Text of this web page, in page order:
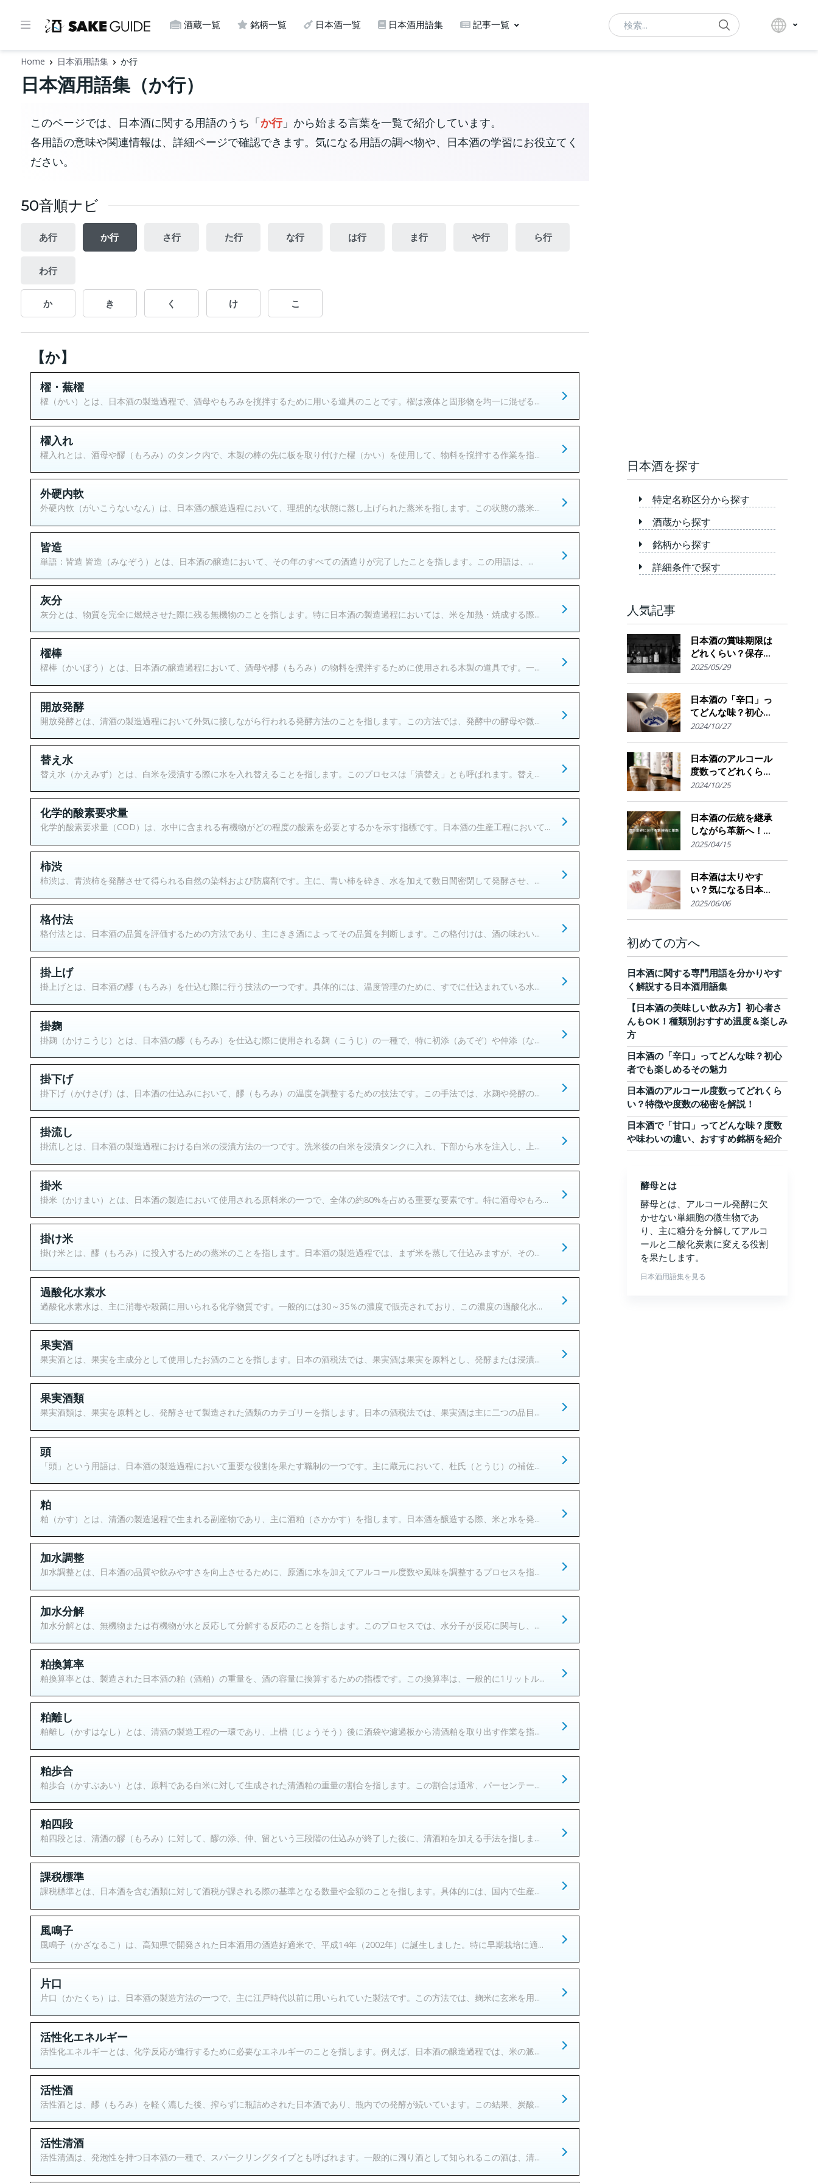
酒蔵一覧 銘柄一覧 日本酒一覧 日本酒用語集 記事一覧 Search
Home 日本酒用語集 か行
日本酒用語集（か行）
このページでは、日本酒に関する用語のうち「か行」から始まる言葉を一覧で紹介しています。
各用語の意味や関連情報は、詳細ページで確認できます。気になる用語の調べ物や、日本酒の学習にお役立てく
ださい。
50音順ナビ
あ行 か行 さ行 た行 な行 は行 ま行 や行 ら行
わ行
か き く け こ
【か】
櫂・蕪櫂
櫂（かい）とは、日本酒の製造過程で、酒母やもろみを撹拌するために用いる道具のことです。櫂は液体と固形物を均一に混ぜる...
櫂入れ
櫂入れとは、酒母や醪（もろみ）のタンク内で、木製の棒の先に板を取り付けた櫂（かい）を使用して、物料を撹拌する作業を指...
外硬内軟
外硬内軟（がいこうないなん）は、日本酒の醸造過程において、理想的な状態に蒸し上げられた蒸米を指します。この状態の蒸米...
皆造
単語：皆造 皆造（みなぞう）とは、日本酒の醸造において、その年のすべての酒造りが完了したことを指します。この用語は、...
灰分
灰分とは、物質を完全に燃焼させた際に残る無機物のことを指します。特に日本酒の製造過程においては、米を加熱・焼成する際...
櫂棒
櫂棒（かいぼう）とは、日本酒の醸造過程において、酒母や醪（もろみ）の物料を攪拌するために使用される木製の道具です。一...
開放発酵
開放発酵とは、清酒の製造過程において外気に接しながら行われる発酵方法のことを指します。この方法では、発酵中の酵母や微...
替え水
替え水（かえみず）とは、白米を浸漬する際に水を入れ替えることを指します。このプロセスは「漬替え」とも呼ばれます。替え...
化学的酸素要求量
化学的酸素要求量（COD）は、水中に含まれる有機物がどの程度の酸素を必要とするかを示す指標です。日本酒の生産工程において...
柿渋
柿渋は、青渋柿を発酵させて得られる自然の染料および防腐剤です。主に、青い柿を砕き、水を加えて数日間密閉して発酵させ、...
格付法
格付法とは、日本酒の品質を評価するための方法であり、主にきき酒によってその品質を判断します。この格付けは、酒の味わい...
掛上げ
掛上げとは、日本酒の醪（もろみ）を仕込む際に行う技法の一つです。具体的には、温度管理のために、すでに仕込まれている水...
掛麹
掛麹（かけこうじ）とは、日本酒の醪（もろみ）を仕込む際に使用される麹（こうじ）の一種で、特に初添（あてぞ）や仲添（な...
掛下げ
掛下げ（かけさげ）は、日本酒の仕込みにおいて、醪（もろみ）の温度を調整するための技法です。この手法では、水麹や発酵の...
掛流し
掛流しとは、日本酒の製造過程における白米の浸漬方法の一つです。洗米後の白米を浸漬タンクに入れ、下部から水を注入し、上...
掛米
掛米（かけまい）とは、日本酒の製造において使用される原料米の一つで、全体の約80%を占める重要な要素です。特に酒母やもろ...
掛け米
掛け米とは、醪（もろみ）に投入するための蒸米のことを指します。日本酒の製造過程では、まず米を蒸して仕込みますが、その...
過酸化水素水
過酸化水素水は、主に消毒や殺菌に用いられる化学物質です。一般的には30～35％の濃度で販売されており、この濃度の過酸化水...
果実酒
果実酒とは、果実を主成分として使用したお酒のことを指します。日本の酒税法では、果実酒は果実を原料とし、発酵または浸漬...
果実酒類
果実酒類は、果実を原料とし、発酵させて製造された酒類のカテゴリーを指します。日本の酒税法では、果実酒は主に二つの品目...
頭
「頭」という用語は、日本酒の製造過程において重要な役割を果たす職制の一つです。主に蔵元において、杜氏（とうじ）の補佐...
粕
粕（かす）とは、清酒の製造過程で生まれる副産物であり、主に酒粕（さかかす）を指します。日本酒を醸造する際、米と水を発...
加水調整
加水調整とは、日本酒の品質や飲みやすさを向上させるために、原酒に水を加えてアルコール度数や風味を調整するプロセスを指...
加水分解
加水分解とは、無機物または有機物が水と反応して分解する反応のことを指します。このプロセスでは、水分子が反応に関与し、...
粕換算率
粕換算率とは、製造された日本酒の粕（酒粕）の重量を、酒の容量に換算するための指標です。この換算率は、一般的に1リットル...
粕離し
粕離し（かすはなし）とは、清酒の製造工程の一環であり、上槽（じょうそう）後に酒袋や濾過板から清酒粕を取り出す作業を指...
粕歩合
粕歩合（かすぶあい）とは、原料である白米に対して生成された清酒粕の重量の割合を指します。この割合は通常、パーセンテー...
粕四段
粕四段とは、清酒の醪（もろみ）に対して、醪の添、仲、留という三段階の仕込みが終了した後に、清酒粕を加える手法を指しま...
課税標準
課税標準とは、日本酒を含む酒類に対して酒税が課される際の基準となる数量や金額のことを指します。具体的には、国内で生産...
風鳴子
風鳴子（かざなるこ）は、高知県で開発された日本酒用の酒造好適米で、平成14年（2002年）に誕生しました。特に早期栽培に適...
片口
片口（かたくち）は、日本酒の製造方法の一つで、主に江戸時代以前に用いられていた製法です。この方法では、麹米に玄米を用...
活性化エネルギー
活性化エネルギーとは、化学反応が進行するために必要なエネルギーのことを指します。例えば、日本酒の醸造過程では、米の澱...
活性酒
活性酒とは、醪（もろみ）を軽く漉した後、搾らずに瓶詰めされた日本酒であり、瓶内での発酵が続いています。この結果、炭酸...
活性清酒
活性清酒は、発泡性を持つ日本酒の一種で、スパークリングタイプとも呼ばれます。一般的に濁り酒として知られるこの酒は、清...
日本酒を探す
特定名称区分から探す
酒蔵から探す
銘柄から探す
詳細条件で探す
人気記事
日本酒の賞味期限は
どれくらい？保存場
所のポイント
2025/05/29
日本酒の「辛口」っ
てどんな味？初心者
でも楽しめるその魅
2024/10/27
日本酒のアルコール
度数ってどれくら
い？特徴や度数の秘
2024/10/25
日本酒の伝統を継承
しながら革新へ！
AI・IoTが実現する革
の未来展望
2025/04/15
日本酒は太りやす
い？気になる日本酒
のカロリーと糖質。
2025/06/06
初めての方へ
日本酒に関する専門用語を分かりやす
く解説する日本酒用語集
【日本酒の美味しい飲み方】初心者さ
んもOK！種類別おすすめ温度＆楽しみ
方
日本酒の「辛口」ってどんな味？初心
者でも楽しめるその魅力
日本酒のアルコール度数ってどれくら
い？特徴や度数の秘密を解説！
日本酒で「甘口」ってどんな味？度数
や味わいの違い、おすすめ銘柄を紹介
酵母とは
酵母とは、アルコール発酵に欠
かせない単細胞の微生物であ
り、主に糖分を分解してアルコ
ールと二酸化炭素に変える役割
を果たします。
日本酒用語集を見る